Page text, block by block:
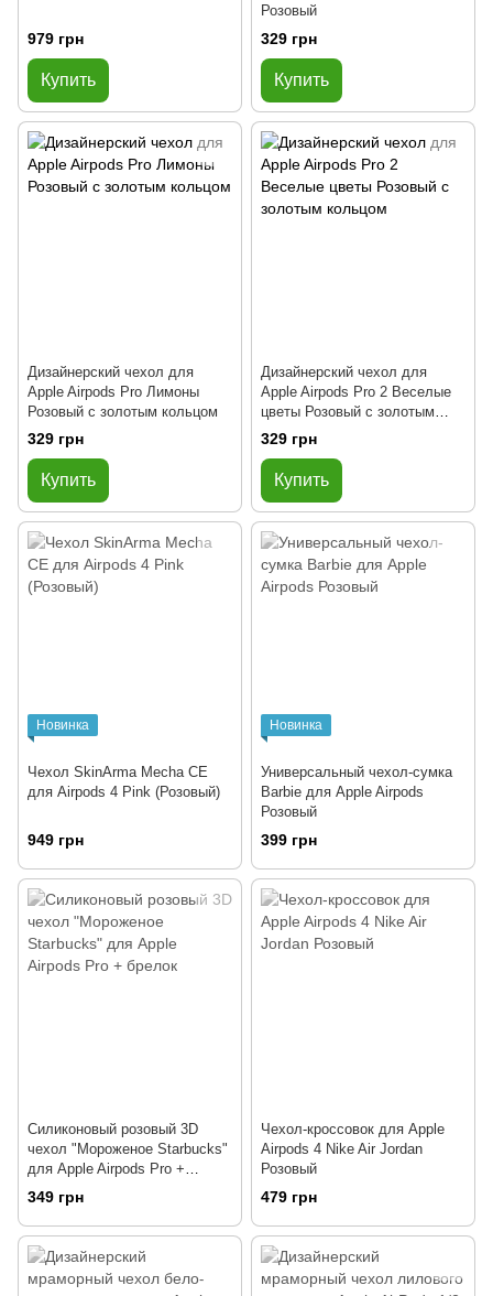
979 грн
Купить
Розовый
329 грн
Купить
Дизайнерский чехол для
Apple Airpods Pro Лимоны
Розовый с золотым кольцом
329 грн
Купить
Дизайнерский чехол для
Apple Airpods Pro 2 Веселые
цветы Розовый с золотым
кольцом
329 грн
Купить
Новинка
Чехол SkinArma Mecha CE
для Airpods 4 Pink (Розовый)
949 грн
Новинка
Универсальный чехол-сумка
Barbie для Apple Airpods
Розовый
399 грн
Силиконовый розовый 3D
чехол "Мороженое Starbucks"
для Apple Airpods Pro +
брелок
349 грн
Чехол-кроссовок для Apple
Airpods 4 Nike Air Jordan
Розовый
479 грн